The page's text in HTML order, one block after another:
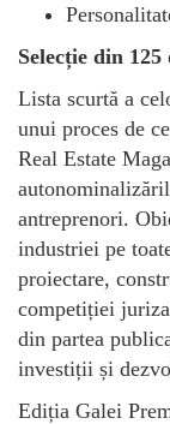
Selecție din
Lista scurtă a
unui proces de
Real Estate
antreprenori.
industriei pe
proiectare,
competiției
din partea
investiții și
Ediția Galei